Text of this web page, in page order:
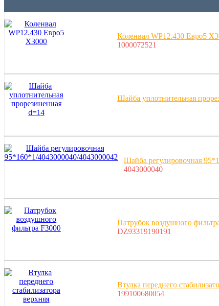
Коленвал WP12.430 Евро5
1000072521
Шайба уплотнительная
Шайба регулировочная
4043000040
Патрубок воздушного
DZ93319190191
Втулка переднего
199100680054